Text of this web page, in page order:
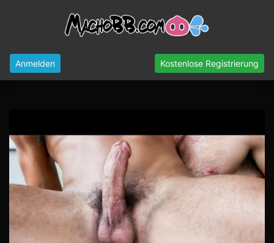
Anmelden Kostenlose Registrierung